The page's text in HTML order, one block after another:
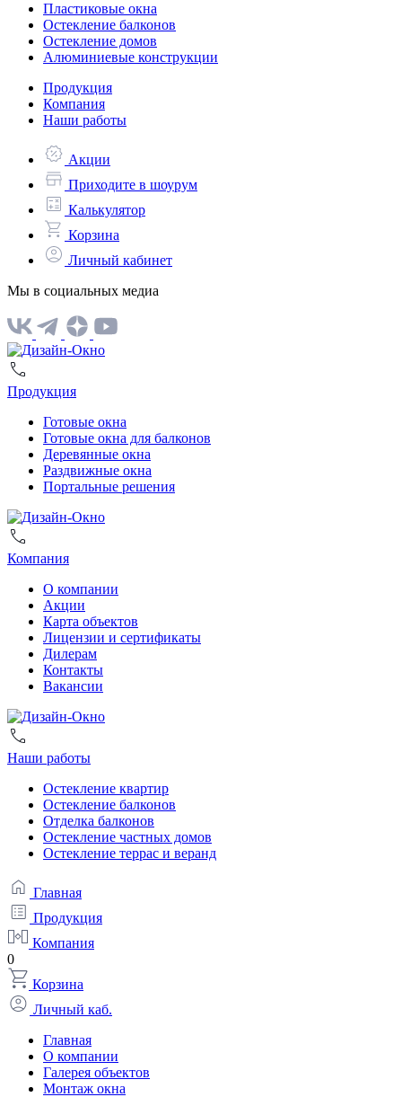
Пластиковые окна
Остекление балконов
Остекление домов
Алюминиевые конструкции
Продукция
Компания
Наши работы
Акции
Приходите в шоурум
Калькулятор
Корзина
Личный кабинет
Мы в социальных медиа
Продукция
Готовые окна
Готовые окна для балконов
Деревянные окна
Раздвижные окна
Портальные решения
Компания
О компании
Акции
Карта объектов
Лицензии и сертификаты
Дилерам
Контакты
Вакансии
Наши работы
Остекление квартир
Остекление балконов
Отделка балконов
Остекление частных домов
Остекление террас и веранд
Главная
Продукция
Компания
0
Корзина
Личный каб.
Главная
О компании
Галерея объектов
Монтаж окна